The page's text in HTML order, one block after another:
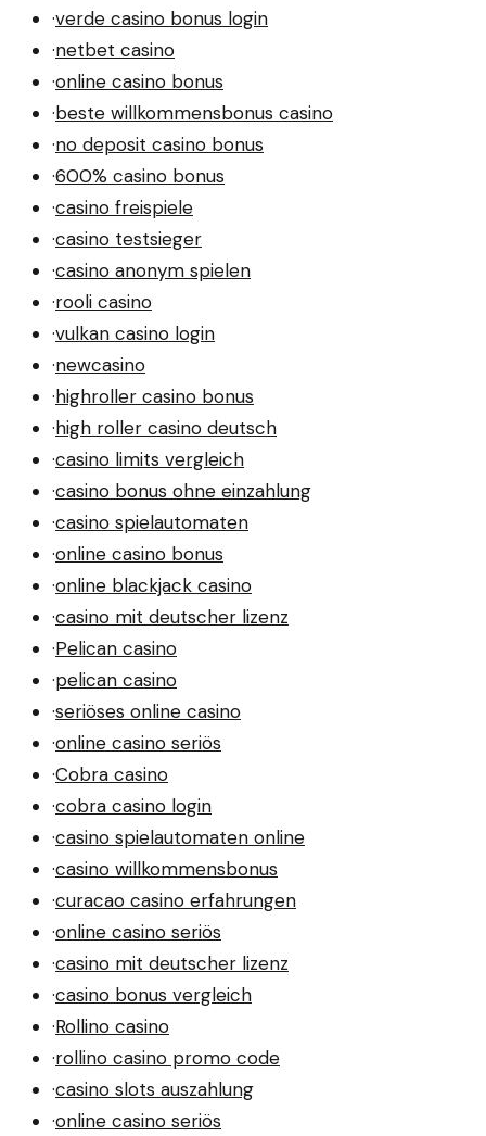
·verde casino bonus login
·netbet casino
·online casino bonus
·beste willkommensbonus casino
·no deposit casino bonus
·600% casino bonus
·casino freispiele
·casino testsieger
·casino anonym spielen
·rooli casino
·vulkan casino login
·newcasino
·highroller casino bonus
·high roller casino deutsch
·casino limits vergleich
·casino bonus ohne einzahlung
·casino spielautomaten
·online casino bonus
·online blackjack casino
·casino mit deutscher lizenz
·Pelican casino
·pelican casino
·seriöses online casino
·online casino seriös
·Cobra casino
·cobra casino login
·casino spielautomaten online
·casino willkommensbonus
·curacao casino erfahrungen
·online casino seriös
·casino mit deutscher lizenz
·casino bonus vergleich
·Rollino casino
·rollino casino promo code
·casino slots auszahlung
·online casino seriös